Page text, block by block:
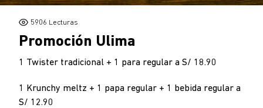
5906 Lecturas
Promoción Ulima
1 Twister tradicional + 1 para regular a S/ 18.90
1 Krunchy meltz + 1 papa regular + 1 bebida regular a
S/ 12.90